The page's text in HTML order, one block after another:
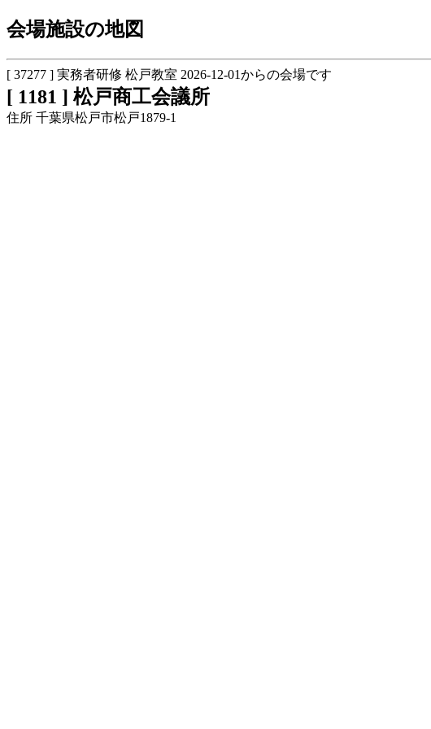
会場施設の地図
[ 37277 ] 実務者研修 松戸教室 2026-12-01からの会場です
[ 1181 ] 松戸商工会議所
住所 千葉県松戸市松戸1879-1